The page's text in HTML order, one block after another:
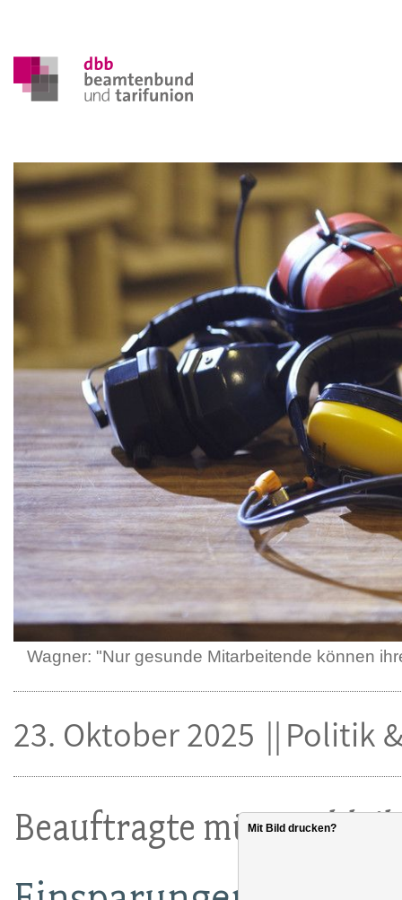
Wagner: "Nur gesunde Mitarbeitende können
Beauftragte müssen
23. Oktober 2025 Politik
Mit Bild drucken?